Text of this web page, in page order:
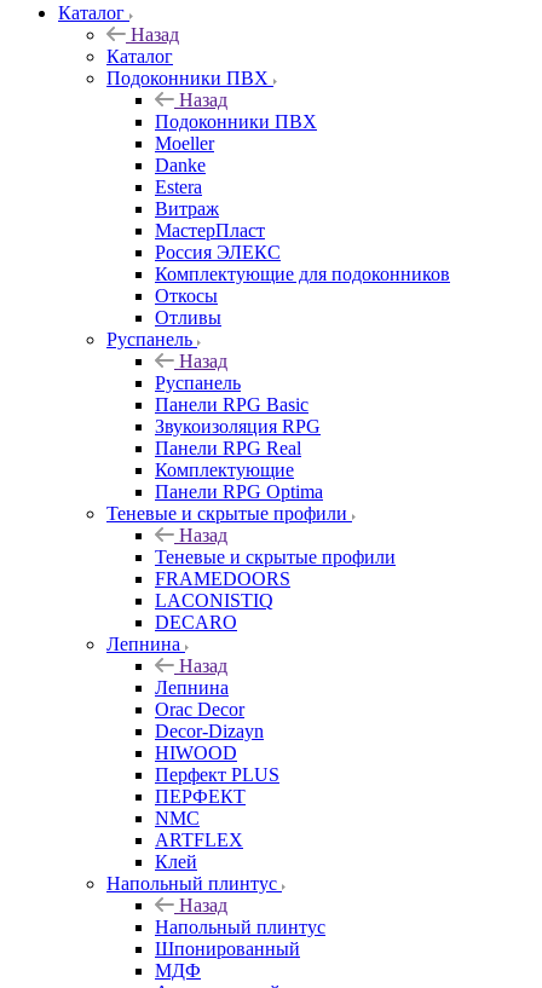
Каталог
Назад
Каталог
Подоконники ПВХ
Назад
Подоконники ПВХ
Moeller
Danke
Estera
Витраж
МастерПласт
Россия ЭЛЕКС
Комплектующие для подоконников
Откосы
Отливы
Руспанель
Назад
Руспанель
Панели RPG Basic
Звукоизоляция RPG
Панели RPG Real
Комплектующие
Панели RPG Optima
Теневые и скрытые профили
Назад
Теневые и скрытые профили
FRAMEDOORS
LACONISTIQ
DECARO
Лепнина
Назад
Лепнина
Orac Decor
Decor-Dizayn
HIWOOD
Перфект PLUS
ПЕРФЕКТ
NMC
ARTFLEX
Клей
Напольный плинтус
Назад
Напольный плинтус
Шпонированный
МДФ